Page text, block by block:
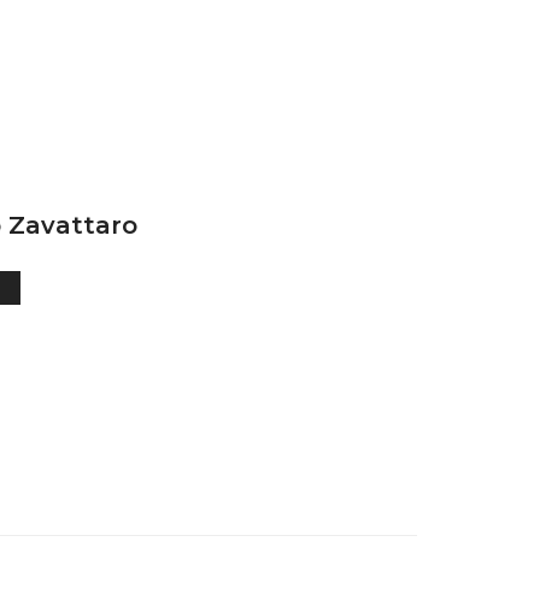
Zavattaro